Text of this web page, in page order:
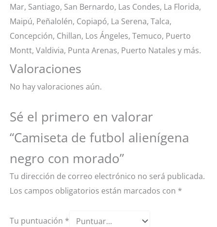
Mar, Santiago, San Bernardo, Las Condes, La Florida,
Maipú, Peñalolén, Copiapó, La Serena, Talca,
Concepción, Chillan, Los Ángeles, Temuco, Puerto
Montt, Valdivia, Punta Arenas, Puerto Natales y más.
Valoraciones
No hay valoraciones aún.
Sé el primero en valorar
“Camiseta de futbol alienígena
negro con morado”
Tu dirección de correo electrónico no será publicada.
Los campos obligatorios están marcados con *
Tu puntuación *